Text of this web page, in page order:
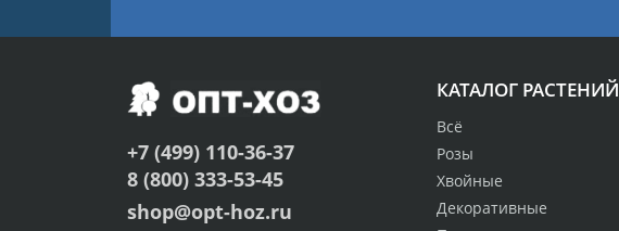
КАТАЛОГ РАСТЕНИЙ
Всё
Розы
Хвойные
Декоративные
+7 (499) 110-36-37
8 (800) 333-53-45
shop@opt-hoz.ru